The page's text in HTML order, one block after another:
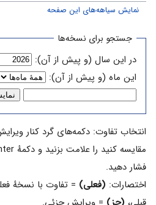
نمایش سیاهه‌های این صفحه
ناوبری
جستجو
جستجو برای نسخه‌ها
در این سال (و پیش از آن):
این ماه (و پیش از آن):
انتخاب تفاوت: دکمه‌های گرد کنار
فشار دهید.
اختصارات: (فعلی) = تفاوت با نسخهٔ